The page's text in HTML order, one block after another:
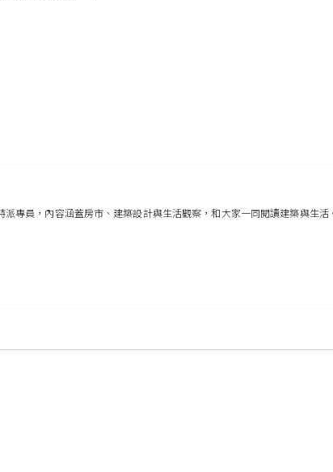
專員，內容涵蓋房市、建築設計與生活觀察，和大家一同閱讀建築與生活